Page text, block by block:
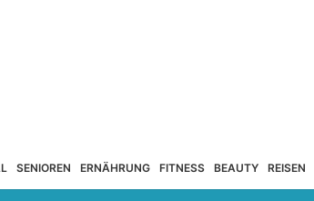
SENIOREN ERNÄHRUNG FITNESS BEAUTY REISEN